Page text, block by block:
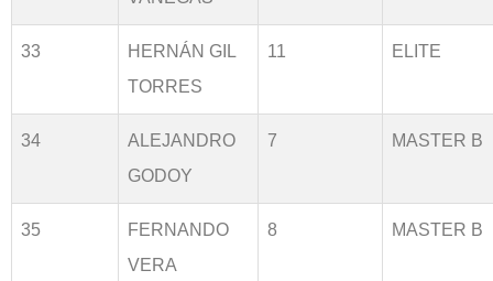
33
HERNÁN GIL
TORRES
11 ELITE
34
ALEJANDRO
GODOY
7 MASTER B
35
FERNANDO
VERA
8 MASTER B